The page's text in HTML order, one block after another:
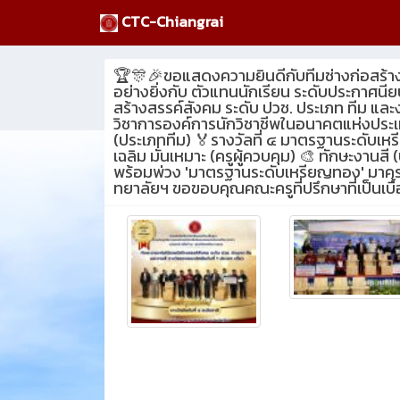
CTC-Chiangrai
🏆🎊🎉ขอแสดงความยินดีกับทีมช่างก่อสร้
อย่างยิ่งกับ ตัวแทนนักเรียน ระดับประกาศนี
สร้างสรรค์สังคม ระดับ ปวช. ประเภท ทีม แล
วิชาการองค์การนักวิชาชีพในอนาคตแห่งปร
(ประเภททีม) 🏅รางวัลที่ ๔ มาตรฐานระดับเ
เฉลิม มั่นเหมาะ (ครูผู้ควบคุม) 🎨 ทักษะงาน
พร้อมพ่วง 'มาตรฐานระดับเหรียญทอง' มา
ทยาลัยฯ ขอขอบคุณคณะครูที่ปรึกษาที่เป็นเบื้